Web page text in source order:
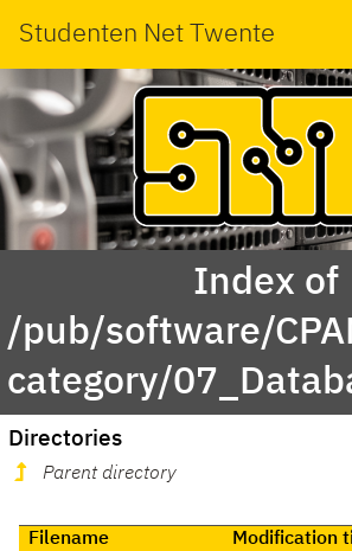
Studenten Net Twente
Index of
/pub/software/
category/
Directories
Parent directory
Filename Modification